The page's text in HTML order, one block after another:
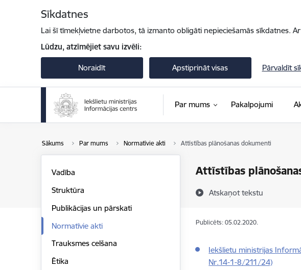
Sīkdatnes
Lai šī tīmekļvietne darbotos, tā izmanto obligāti nepieciešamās sīkdatnes.
Lūdzu, atzīmējiet savu izvēli:
Noraidīt Apstiprināt visas Pārvaldīt
Par mums Pakalpojumi
Sākums Par mums Normatīvie akti Attīstības plānošanas dokumenti
Attīstības
Atskaņot tekstu
Vadība
Struktūra
Publikācijas un pārskati
Normatīvie akti
Trauksmes celšana
Ētika
Publicēts: 05.02.2020.
Iekšlietu ministrijas
Nr.14-1-8/211/24)